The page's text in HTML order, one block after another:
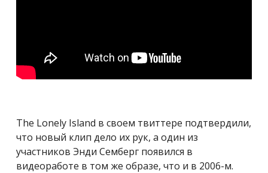
The Lonely Island в своем твиттере подтвердили,
что новый клип дело их рук, а один из
участников Энди Семберг появился в
видеоработе в том же образе, что и в 2006-м.